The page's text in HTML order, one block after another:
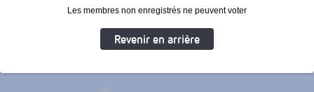
Les membres non enregistrés ne peuvent voter
Revenir en arrière